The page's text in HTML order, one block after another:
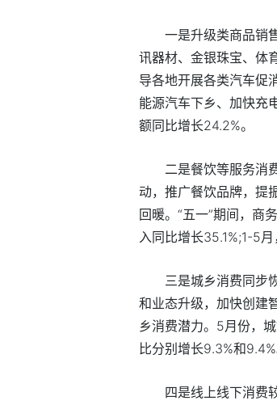
一是升级类商品销
讯器材、金银珠宝、体
导各地开展各类汽车促
能源汽车下乡、加快充
额同比增长24.2%。
二是餐饮等服务消
动，推广餐饮品牌，提
回暖。“五一”期间，商
入同比增长35.1%;1-5
三是城乡消费同步
和业态升级，加快创建
乡消费潜力。5月份，
比分别增长9.3%和9.4%
四是线上线下消费